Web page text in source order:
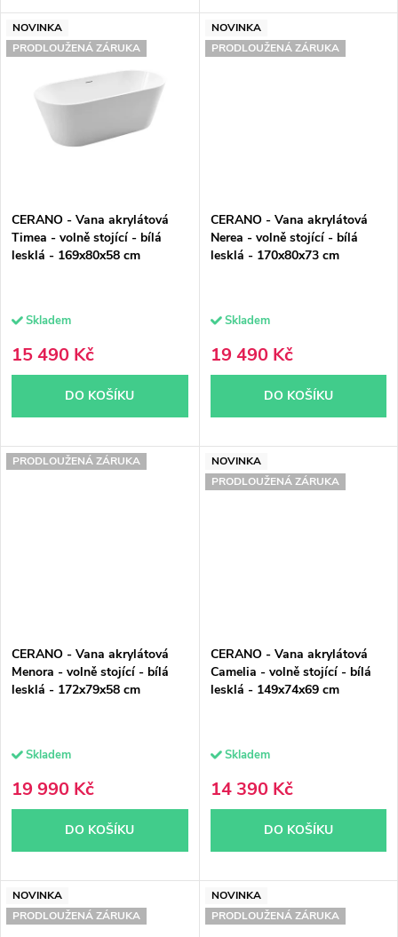
ů
NOVINKA
PRODLOUŽENÁ ZÁRUKA
CERANO - Vana akrylátová
Timea - volně stojící - bílá
lesklá - 169x80x58 cm
Skladem
15 490 Kč
DO KOŠÍKU
NOVINKA
PRODLOUŽENÁ ZÁRUKA
CERANO - Vana akrylátová
Nerea - volně stojící - bílá
lesklá - 170x80x73 cm
Skladem
19 490 Kč
DO KOŠÍKU
PRODLOUŽENÁ ZÁRUKA
CERANO - Vana akrylátová
Menora - volně stojící - bílá
lesklá - 172x79x58 cm
Skladem
19 990 Kč
DO KOŠÍKU
NOVINKA
PRODLOUŽENÁ ZÁRUKA
CERANO - Vana akrylátová
Camelia - volně stojící - bílá
lesklá - 149x74x69 cm
Skladem
14 390 Kč
DO KOŠÍKU
NOVINKA
PRODLOUŽENÁ ZÁRUKA
NOVINKA
PRODLOUŽENÁ ZÁRUKA